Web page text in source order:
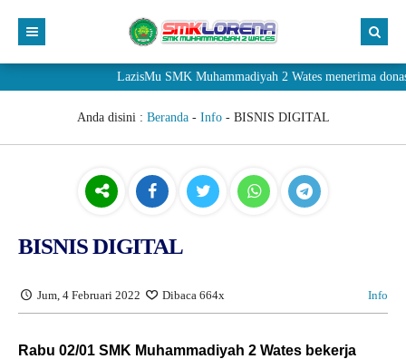
LazisMu SMK Muhammadiyah 2 Wates menerima
Anda disini : Beranda- Info- BISNIS DIGITAL
BISNIS DIGITAL
Jum, 4 Februari 2022 Dibaca 664x Info
Rabu 02/01 SMK Muhammadiyah 2 Wates bekerja